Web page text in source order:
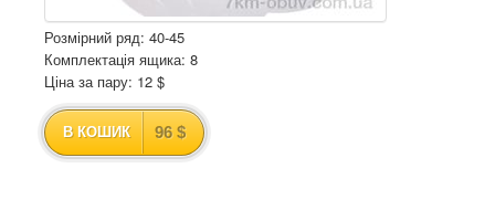
Розмірний ряд: 40-45
Комплектація ящика: 8
Ціна за пару: 12 $
В КОШИК 96 $